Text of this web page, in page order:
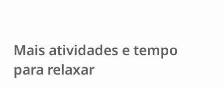
Mais atividades e tempo
para relaxar